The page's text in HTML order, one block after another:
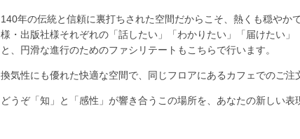
140年の伝統と信頼に裏打ちされた空間だからこそ、熱くも穏や
様・出版社様それぞれの「話したい」「わかりたい」「届けたい
と、円滑な進行のためのファシリテートもこちらで行います。
換気性にも優れた快適な空間で、同じフロアにあるカフェでのご
どうぞ「知」と「感性」が響き合うこの場所を、あなたの新しい表